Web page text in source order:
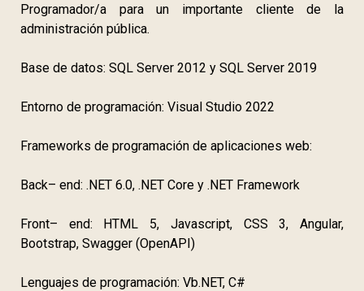
Programador/a para un importante cliente de la
administración pública.
Base de datos: SQL Server 2012 y SQL Server 2019
Entorno de programación: Visual Studio 2022
Frameworks de programación de aplicaciones web:
Back– end: .NET 6.0, .NET Core y .NET Framework
Front– end: HTML 5, Javascript, CSS 3, Angular,
Bootstrap, Swagger (OpenAPI)
Lenguajes de programación: Vb.NET, C#